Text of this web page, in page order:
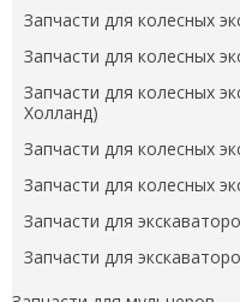
Запчасти для колесных
Запчасти для колесных
Запчасти для колесных
Холланд)
Запчасти для колесных
Запчасти для колесных
Запчасти для
Запчасти для